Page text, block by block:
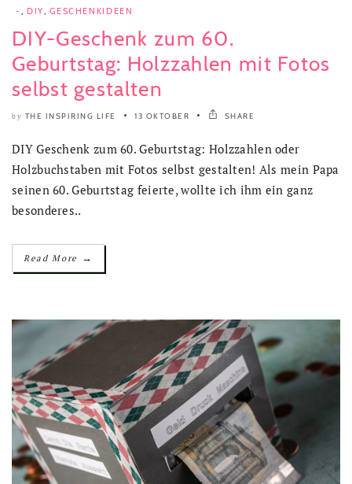
- DIY ,GESCHENKIDEEN
DIY-Geschenk zum 60.
Geburtstag: Holzzahlen mit Fotos
selbst gestalten
by THE INSPIRING LIFE 13 OKTOBER SHARE
DIY Geschenk zum 60. Geburtstag: Holzzahlen oder
Holzbuchstaben mit Fotos selbst gestalten! Als mein Papa
seinen 60. Geburtstag feierte, wollte ich ihm ein ganz
besonderes..
Read More →